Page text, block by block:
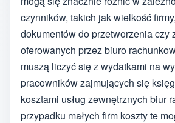
czynników, takich jak wielkość
dokumentów do przetworzenia czy
oferowanych przez biuro
muszą liczyć się z wydatkami na
pracowników zajmujących się
kosztami usług zewnętrznych biur
przypadku małych firm koszty te